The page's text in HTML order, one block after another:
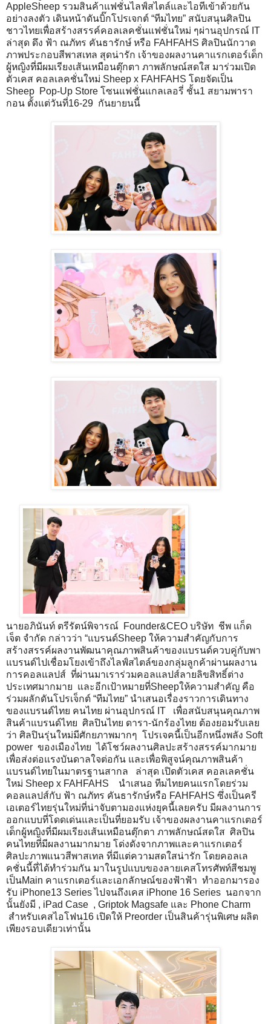
AppleSheep รวมสินค้าแฟชั่นไลฟ์สไตล์และไอทีเข้าด้วยกัน
อย่างลงตัว เดินหน้าดันบิ๊กโปรเจกต์ “ทีมไทย” สนับสนุนศิลปิน
ชาวไทยเพื่อสร้างสรรค์คอลเลคชั่นแฟชั่นใหม่ ๆผ่านอุปกรณ์ IT
ล่าสุด ดึง ฟ้า ณภัทร คันธารักษ์ หรือ FAHFAHS ศิลปินนักวาด
ภาพประกอบสีพาสเทล สุดน่ารัก เจ้าของผลงานคาแรกเตอร์เด็ก
ผู้หญิงที่มีผมเรียงเส้นเหมือนตุ๊กตา ภาพลักษณ์สดใส มาร่วมเปิด
ตัวเคส คอลเลคชั่นใหม่ Sheep x FAHFAHS โดยจัดเป็น
Sheep Pop-Up Store โซนแฟชั่นแกลเลอรี่ ชั้น1 สยามพารา
กอน ตั้งแต่วันที่16-29 กันยายนนี้
นายอภินันท์ ตรีรัตน์พิจารณ์ Founder&CEO บริษัท ชีพ แก็ด
เจ็ต จำกัด กล่าวว่า “แบรนด์Sheep ให้ความสำคัญกับการ
สร้างสรรค์ผลงานพัฒนาคุณภาพสินค้าของแบรนด์ควบคู่กับพา
แบรนด์ไปเชื่อมโยงเข้าถึงไลฟ์สไตล์ของกลุ่มลูกค้าผ่านผลงาน
การคอลแลปส์ ที่ผ่านมาเราร่วมคอลแลปส์ลายลิขสิทธิ์ต่าง
ประเทศมากมาย และอีกเป้าหมายที่Sheepให้ความสำคัญ คือ
ร่วมผลักดันโปรเจ็กต์ “ทีมไทย” นำเสนอเรื่องราวการเดินทาง
ของแบรนด์ไทย คนไทย ผ่านอุปกรณ์ IT เพื่อสนับสนุนคุณภาพ
สินค้าแบรนด์ไทย ศิลปินไทย ดารา-นักร้องไทย ต้องยอมรับเลย
ว่า ศิลปินรุ่นใหม่มีศักยภาพมากๆ โปรเจคนี้เป็นอีกหนึ่งพลัง Soft
power ของเมืองไทย ได้โชว์ผลงานศิลปะสร้างสรรค์มากมาย
เพื่อส่งต่อแรงบันดาลใจต่อกัน และเพื่อพิสูจน์คุณภาพสินค้า
แบรนด์ไทยในมาตรฐานสากล ล่าสุด เปิดตัวเคส คอลเลคชั่น
ใหม่ Sheep x FAHFAHS นำเสนอ ทีมไทยคนแรกโดยร่วม
คอลแลปส์กับ ฟ้า ณภัทร คันธารักษ์หรือ FAHFAHS ซึ่งเป็นครี
เอเตอร์ไทยรุ่นใหม่ที่น่าจับตามองแห่งยุคนี้เลยครับ มีผลงานการ
ออกแบบที่โดดเด่นและเป็นที่ยอมรับ เจ้าของผลงานคาแรกเตอร์
เด็กผู้หญิงที่มีผมเรียงเส้นเหมือนตุ๊กตา ภาพลักษณ์สดใส ศิลปิน
คนไทยที่มีผลงานมากมาย โด่งดังจากภาพและคาแรกเตอร์
ศิลปะภาพแนวสีพาสเทล ที่มีแต่ความสดใสน่ารัก โดยคอลเล
คชั่นนี้ที่ได้ทำร่วมกัน มาในรูปแบบของลายเคสโทรศัพท์สีชมพู
เป็นMain คาแรกเตอร์และเอกลักษณ์ของฟ้าฟ้า ทำออกมารอง
รับ iPhone13 Series ไปจนถึงเคส iPhone 16 Series นอกจาก
นั้นยังมี , iPad Case , Griptok Magsafe และ Phone Charm
สำหรับเคสไอโฟน16 เปิดให้ Preorder เป็นสินค้ารุ่นพิเศษ ผลิต
เพียงรอบเดียวเท่านั้น